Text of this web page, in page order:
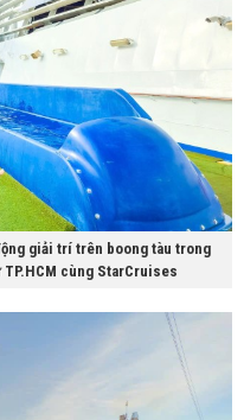
giải trí trên boong tàu trong
cùng StarCruises